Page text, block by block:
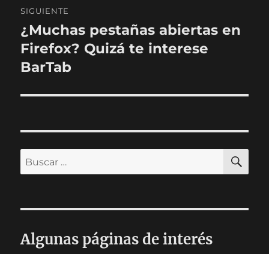
SIGUIENTE
Entrada
siguiente:
¿Muchas pestañas abiertas en
Firefox? Quizá te interese
BarTab
Buscar
por:
Algunas páginas de interés